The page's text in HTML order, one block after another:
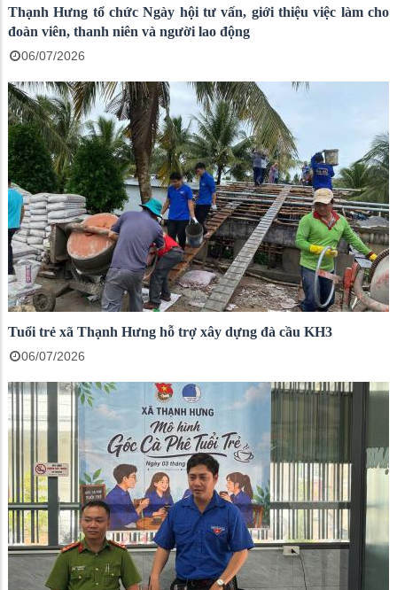
Thạnh Hưng tổ chức Ngày hội tư vấn, giới thiệu việc làm cho
đoàn viên, thanh niên và người lao động
06/07/2026
Tuổi trẻ xã Thạnh Hưng hỗ trợ xây dựng đà cầu KH3
06/07/2026